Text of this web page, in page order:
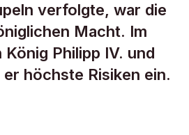
verfolgte, war die
Macht. Im
Philipp IV. und
höchste Risiken ein.